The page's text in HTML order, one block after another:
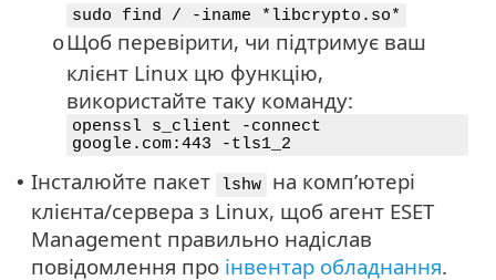
sudo find / -iname *libcrypto.so*
oЩоб перевірити, чи підтримує ваш
клієнт Linux цю функцію,
використайте таку команду:
openssl s_client -connect
google.com:443 -tls1_2
• Інсталюйте пакет lshw
на комп’ютері
клієнта/сервера з Linux, щоб агент ESET
Management правильно надіслав
повідомлення про інвентар обладнання.